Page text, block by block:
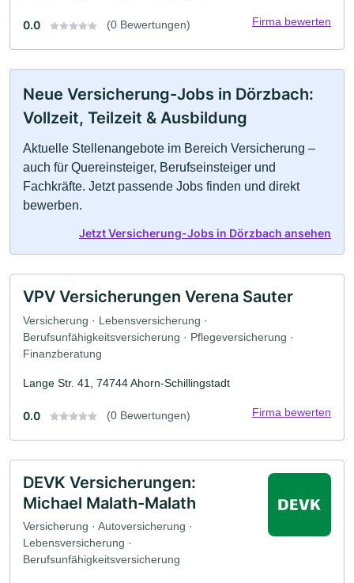
0.0 (0 Bewertungen) Firma bewerten
Neue Versicherung-Jobs in Dörzbach:
Vollzeit, Teilzeit & Ausbildung
Aktuelle Stellenangebote im Bereich Versicherung –
auch für Quereinsteiger, Berufseinsteiger und
Fachkräfte. Jetzt passende Jobs finden und direkt
bewerben.
Jetzt Versicherung-Jobs in Dörzbach ansehen
VPV Versicherungen Verena Sauter
Versicherung · Lebensversicherung ·
Berufsunfähigkeitsversicherung · Pflegeversicherung ·
Finanzberatung
Lange Str. 41, 74744 Ahorn-Schillingstadt
0.0 (0 Bewertungen) Firma bewerten
DEVK Versicherungen:
Michael Malath-Malath
Versicherung · Autoversicherung ·
Lebensversicherung ·
Berufsunfähigkeitsversicherung